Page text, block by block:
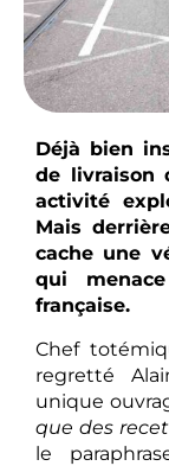
Déjà bien
de livraison
activité
Mais
cache une
qui
française.
Chef
regretté
unique
que des
le